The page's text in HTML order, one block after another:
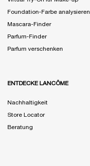
Foundation-Farbe analysieren
Mascara-Finder
Parfum-Finder
Parfum verschenken
ENTDECKE LANCÔME
Nachhaltigkeit
Store Locator
Beratung